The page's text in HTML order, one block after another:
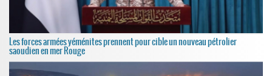
Les forces armées yéménites prennent pour cible un nouveau pétrolier
saoudien en mer Rouge